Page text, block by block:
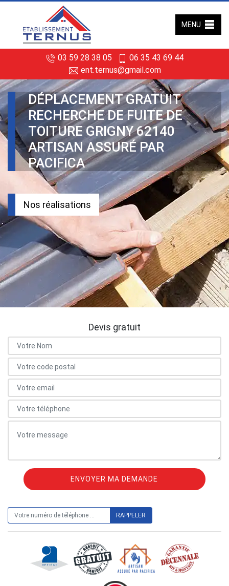
03 59 28 38 05
06 35 43 69 44
ent.ternus@gmail.com
MENU
DÉPLACEMENT GRATUIT
RECHERCHE DE FUITE DE
TOITURE GRIGNY 62140
ARTISAN ASSURÉ PAR
PACIFICA
Nos réalisations
Devis gratuit